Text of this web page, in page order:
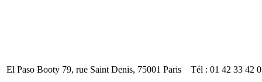
El Paso Booty 79, rue Saint Denis, 75001 Paris Tél : 01 42 33 42